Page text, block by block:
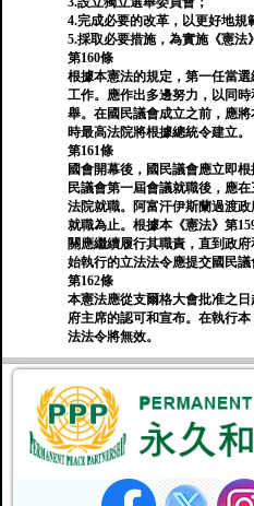
4.完成必要的改革，以更好地規
5.採取必要措施，為實施《憲法
第160條
根據本憲法的規定，第一任當
工作。應作出多邊努力，以同
舉。在國民議會成立之前，應
時最高法院將根據總統令建立。
第161條
國會開幕後，國民議會應立即
民議會第一屆會議就職後，應
法院就職。阿富汗伊斯蘭過渡
就職為止。根據本《憲法》第
關應繼續履行其職責，直到政
始執行的立法法令應提交國民議
第162條
本憲法應從支爾格大會批准之
府主席的認可和宣布。在執行
法法令將無效。